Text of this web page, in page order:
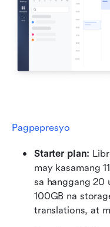
Pagpepresyo
Starter plan:
may kasamang
sa hanggang 20
100GB na
translations, at